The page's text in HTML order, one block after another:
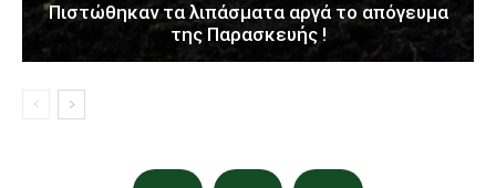
Πιστώθηκαν τα λιπάσματα αργά το απόγευμα
της Παρασκευής !